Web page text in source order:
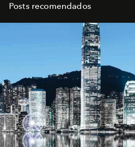
Posts recomendados